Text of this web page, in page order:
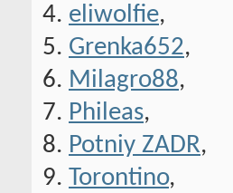
eliwolfie,
Grenka652,
Milagro88,
Phileas,
Potniy ZADR,
Torontino,